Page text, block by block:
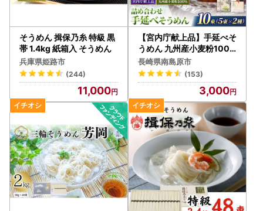
そうめん 揖保乃糸 特級 黒
帯 1.4kg 紙箱入 そうめん
兵庫県姫路市
(244)
11,000
【宮内庁献上品】手延べそ
うめん 九州産小麦粉100
％ 2種 食べ比べ [SCM04
0] そうめん
長崎県南島原市
(153)
3,000